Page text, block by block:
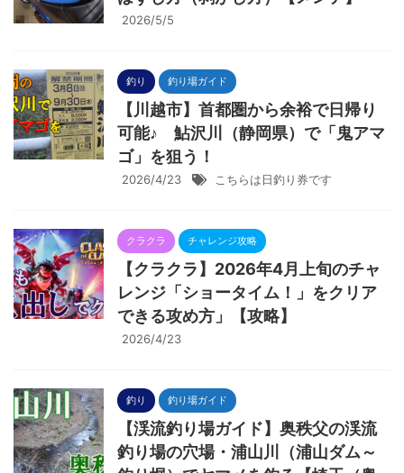
2026/5/5
釣り 釣り場ガイド
【川越市】首都圏から余裕で日帰り
可能♪ 鮎沢川（静岡県）で「鬼アマ
ゴ」を狙う！
2026/4/23 こちらは日釣り券です
クラクラ チャレンジ攻略
【クラクラ】2026年4月上旬のチャ
レンジ「ショータイム！」をクリア
できる攻め方」【攻略】
2026/4/23
釣り 釣り場ガイド
【渓流釣り場ガイド】奥秩父の渓流
釣り場の穴場・浦山川（浦山ダム～